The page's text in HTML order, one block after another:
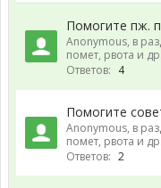
Помогите пж.
Anonymous, в
помет, рвота и др.
Ответов: 4
Помогите
Anonymous, в
помет, рвота и др.
Ответов: 2